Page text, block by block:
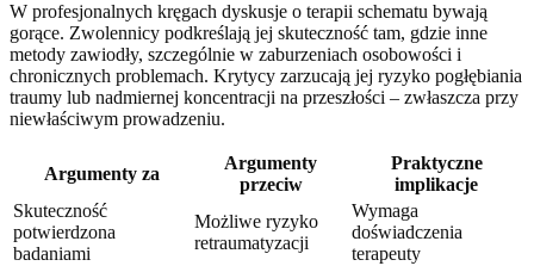
W profesjonalnych kręgach dyskusje o terapii schematu bywają
gorące. Zwolennicy podkreślają jej skuteczność tam, gdzie inne
metody zawiodły, szczególnie w zaburzeniach osobowości i
chronicznych problemach. Krytycy zarzucają jej ryzyko pogłębiania
traumy lub nadmiernej koncentracji na przeszłości – zwłaszcza przy
niewłaściwym prowadzeniu.
Argumenty za
Argumenty
przeciw
Praktyczne
implikacje
Skuteczność
potwierdzona
badaniami
Możliwe ryzyko
retraumatyzacji
Wymaga
doświadczenia
terapeuty